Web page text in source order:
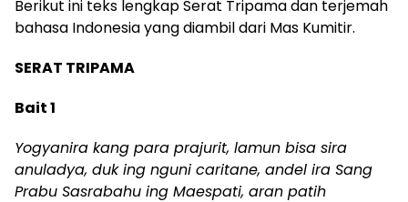
Berikut ini teks lengkap Serat Tripama dan terjemah
bahasa Indonesia yang diambil dari Mas Kumitir.
SERAT TRIPAMA
Bait 1
Yogyanira kang para prajurit, lamun bisa sira
anuladya, duk ing nguni caritane, andel ira Sang
Prabu Sasrabahu ing Maespati, aran patih